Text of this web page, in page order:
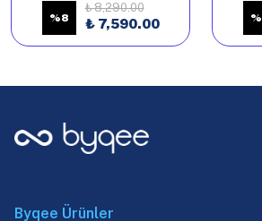
%8
₺ 8,290.00
₺ 7,590.00 %
Byqee Ürünler